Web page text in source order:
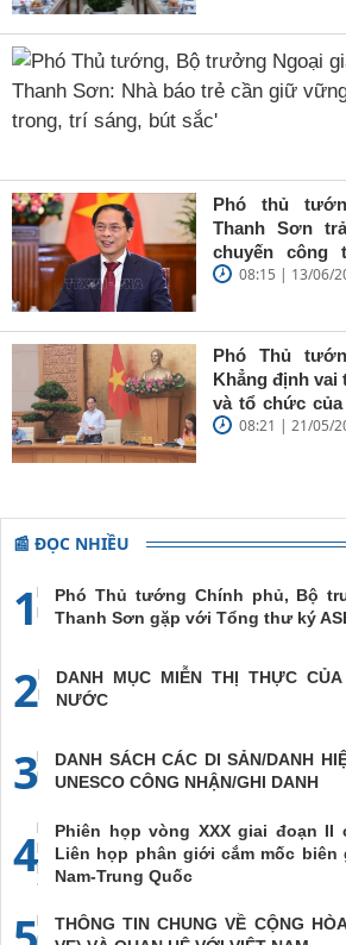
Phó thủ
Thanh Sơn
chuyến công
Chính phủ
08:15 | 13/06/
Phó Thủ
Khẳng định vai
và tổ chức
đề cao chủ
08:21 | 21/05/
📰 ĐỌC NHIỀU
1
Phó Thủ tướng Chính phủ, Bộ
Thanh Sơn gặp với Tổng thư ký
2
DANH MỤC MIỄN THỊ THỰC
NƯỚC
3
DANH SÁCH CÁC DI SẢN/DANH
UNESCO CÔNG NHẬN/GHI DANH
4
Phiên họp vòng XXX giai đoạn II
Liên họp phân giới cắm mốc
Nam-Trung Quốc
THÔNG TIN CHUNG VỀ CỘNG